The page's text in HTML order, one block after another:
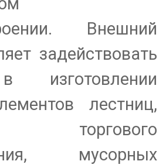
Внешний
задействовать
изготовлении
лестниц,
торгового
мусорных